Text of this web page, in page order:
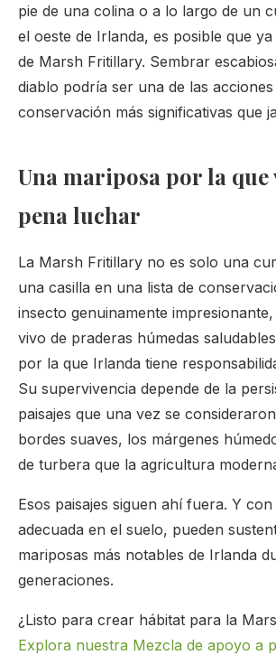
pie de una colina o a lo largo de un
el oeste de Irlanda, es posible que
de Marsh Fritillary. Sembrar
diablo podría ser una de las acciones
conservación más significativas que
Una mariposa por la que
pena luchar
La Marsh Fritillary no es solo una
una casilla en una lista de
insecto genuinamente
vivo de praderas húmedas
por la que Irlanda tiene
Su supervivencia depende de la
paisajes que una vez se
bordes suaves, los márgenes
de turbera que la agricultura
Esos paisajes siguen ahí fuera. Y con
adecuada en el suelo, pueden
mariposas más notables de Irlanda
generaciones.
¿Listo para crear hábitat para la
Explora nuestra Mezcla de apoyo a